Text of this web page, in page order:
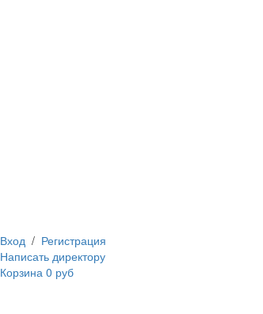
Вход/ Регистрация
Написать директору
Корзина 0 руб